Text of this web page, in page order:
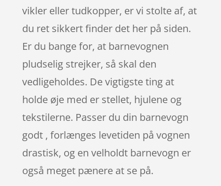
vikler eller tudkopper, er vi stolte af, at
du ret sikkert finder det her på siden.
Er du bange for, at barnevognen
pludselig strejker, så skal den
vedligeholdes. De vigtigste ting at
holde øje med er stellet, hjulene og
tekstilerne. Passer du din barnevogn
godt , forlænges levetiden på vognen
drastisk, og en velholdt barnevogn er
også meget pænere at se på.